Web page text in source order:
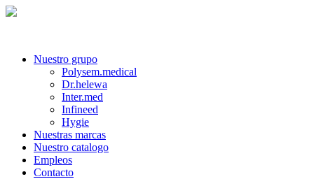
Nuestro grupo
Polysem.medical
Dr.helewa
Inter.med
Infineed
Hygie
Nuestras marcas
Nuestro catalogo
Empleos
Contacto